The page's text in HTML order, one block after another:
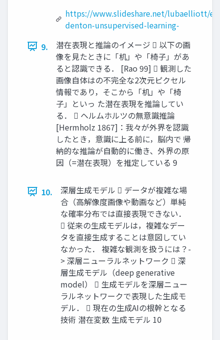
https://www.slideshare.net/lubaelliott/
denton-unsupervised-learning-
9.
潜在表現と推論のイメージ  以下の画
像を見たときに「机」や「椅子」があ
ると認識できる． [Rao 99]  観測した
画像自体はの不完全な2次元ピクセル
情報であり，そこから「机」や「椅
子」といっ た潜在表現を推論してい
る．  ヘルムホルツの無意識推論
[Hermholz 1867]：我々が外界を認識
したとき，意識に上る前に，脳内で 帰
納的な推論が自動的に働き、外界の原
因（=潜在表現）を推定している 9
10.
深層生成モデル  データが複雑な場
合（高解像度画像や動画など）単純
な確率分布では直接表現できない．
 従来の生成モデルは，複雑なデー
タを直接生成することは意図してい
なかった． 複雑な観測を扱うには？-
> 深層ニューラルネットワーク  深
層生成モデル（deep generative
model）  生成モデルを深層ニュー
ラルネットワークで表現した生成モ
デル．  現在の生成AIの根幹となる
技術 潜在変数 生成モデル 10